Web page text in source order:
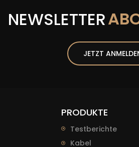
NEWSLETTER
JETZT
PRODUKTE
Testberichte
Kabel